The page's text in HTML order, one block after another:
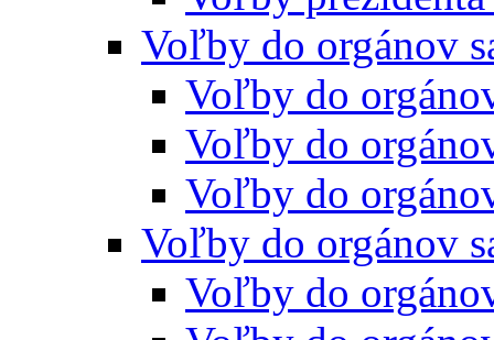
Voľby do orgánov
Voľby do
Voľby do
Voľby do
Voľby do orgánov
Voľby do